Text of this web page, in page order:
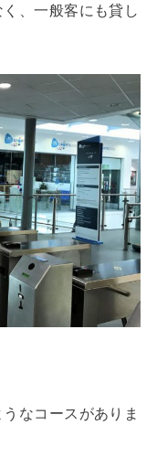
、一般客にも貸し
なコースがありま